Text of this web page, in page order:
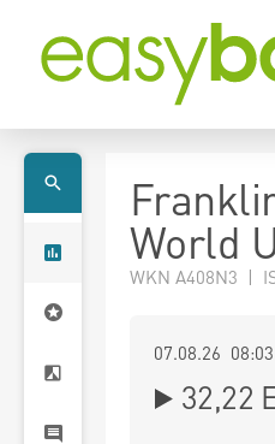
World
WKN A408N3 |
07.08.26 08:03
32,22